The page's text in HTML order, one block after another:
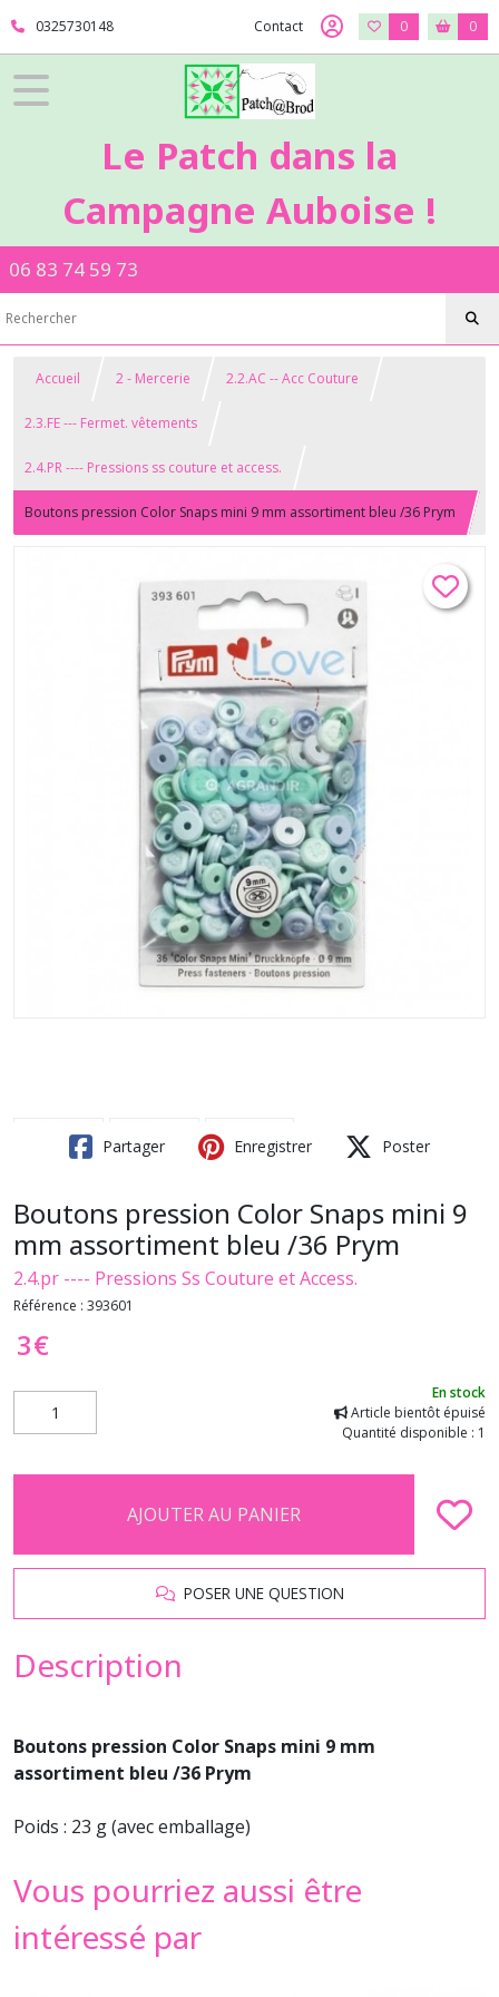
0325730148 Contact 0 0
Le Patch dans la
Campagne Auboise !
06 83 74 59 73
Accueil 2 - Mercerie 2.2.AC -- Acc Couture
2.3.FE --- Fermet. vêtements
2.4.PR ---- Pressions ss couture et access.
Boutons pression Color Snaps mini 9 mm assortiment bleu /36 Prym
Partager Enregistrer Poster
Boutons pression Color Snaps mini 9
mm assortiment bleu /36 Prym
2.4.pr ---- Pressions Ss Couture et Access.
Référence : 393601
3€
En stock
Article bientôt épuisé
Quantité disponible : 1
AJOUTER AU PANIER
POSER UNE QUESTION
Description
Boutons pression Color Snaps mini 9 mm
assortiment bleu /36 Prym
Poids : 23 g (avec emballage)
Vous pourriez aussi être
intéressé par